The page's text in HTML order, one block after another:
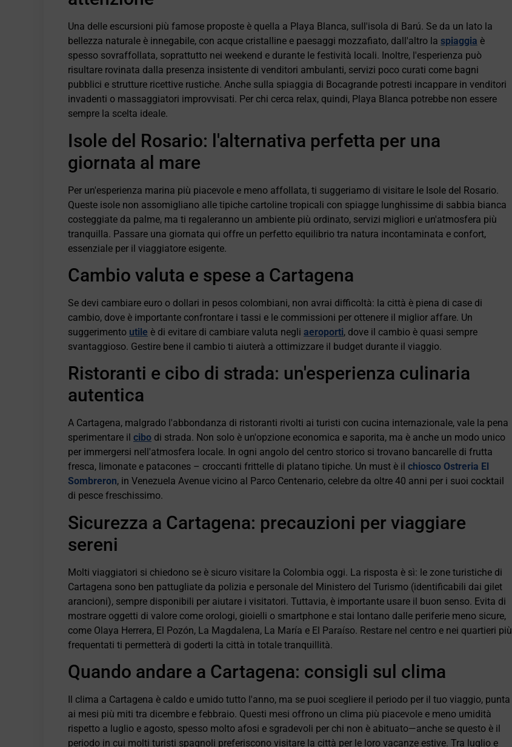
Una delle escursioni più famose proposte è quella a Playa Blanca, sull'isola di Barú. Se da un lato la
bellezza naturale è innegabile, con acque cristalline e paesaggi mozzafiato, dall'altro la spiaggia è
spesso sovraffollata, soprattutto nei weekend e durante le festività locali. Inoltre, l'esperienza può
risultare rovinata dalla presenza insistente di venditori ambulanti, servizi poco curati come bagni
pubblici e strutture ricettive rustiche. Anche sulla spiaggia di Bocagrande potresti incappare in venditori
invadenti o massaggiatori improvvisati. Per chi cerca relax, quindi, Playa Blanca potrebbe non essere
sempre la scelta ideale.
Isole del Rosario: l'alternativa perfetta per una
giornata al mare
Per un'esperienza marina più piacevole e meno affollata, ti suggeriamo di visitare le Isole del Rosario.
Queste isole non assomigliano alle tipiche cartoline tropicali con spiagge lunghissime di sabbia bianca
costeggiate da palme, ma ti regaleranno un ambiente più ordinato, servizi migliori e un'atmosfera più
tranquilla. Passare una giornata qui offre un perfetto equilibrio tra natura incontaminata e confort,
essenziale per il viaggiatore esigente.
Cambio valuta e spese a Cartagena
Se devi cambiare euro o dollari in pesos colombiani, non avrai difficoltà: la città è piena di case di
cambio, dove è importante confrontare i tassi e le commissioni per ottenere il miglior affare. Un
suggerimento utile è di evitare di cambiare valuta negli aeroporti, dove il cambio è quasi sempre
svantaggioso. Gestire bene il cambio ti aiuterà a ottimizzare il budget durante il viaggio.
Ristoranti e cibo di strada: un'esperienza culinaria
autentica
A Cartagena, malgrado l'abbondanza di ristoranti rivolti ai turisti con cucina internazionale, vale la pena
sperimentare il cibo di strada. Non solo è un'opzione economica e saporita, ma è anche un modo unico
per immergersi nell'atmosfera locale. In ogni angolo del centro storico si trovano bancarelle di frutta
fresca, limonate e patacones – croccanti frittelle di platano tipiche. Un must è il chiosco Ostreria El
Sombreron, in Venezuela Avenue vicino al Parco Centenario, celebre da oltre 40 anni per i suoi cocktail
di pesce freschissimo.
Sicurezza a Cartagena: precauzioni per viaggiare
sereni
Molti viaggiatori si chiedono se è sicuro visitare la Colombia oggi. La risposta è sì: le zone turistiche di
Cartagena sono ben pattugliate da polizia e personale del Ministero del Turismo (identificabili dai gilet
arancioni), sempre disponibili per aiutare i visitatori. Tuttavia, è importante usare il buon senso. Evita di
mostrare oggetti di valore come orologi, gioielli o smartphone e stai lontano dalle periferie meno sicure,
come Olaya Herrera, El Pozón, La Magdalena, La María e El Paraíso. Restare nel centro e nei quartieri più
frequentati ti permetterà di goderti la città in totale tranquillità.
Quando andare a Cartagena: consigli sul clima
Il clima a Cartagena è caldo e umido tutto l'anno, ma se puoi scegliere il periodo per il tuo viaggio, punta
ai mesi più miti tra dicembre e febbraio. Questi mesi offrono un clima più piacevole e meno umidità
rispetto a luglio e agosto, spesso molto afosi e sgradevoli per chi non è abituato—anche se questo è il
periodo in cui molti turisti spagnoli preferiscono visitare la città per le loro vacanze estive. Tra luglio e